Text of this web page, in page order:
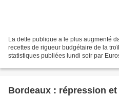
La dette publique a le plus augmenté
recettes de rigueur budgétaire de la
statistiques publiées lundi soir par
Bordeaux : répression